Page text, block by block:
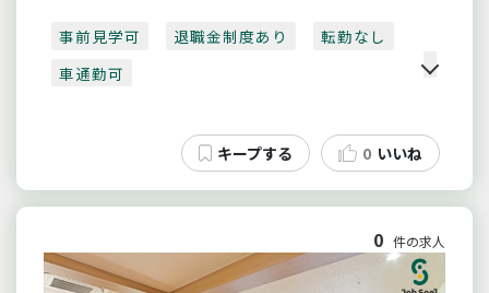
事前見学可 退職金制度あり
転勤なし
車通勤可
0 いいね
0 件の求人